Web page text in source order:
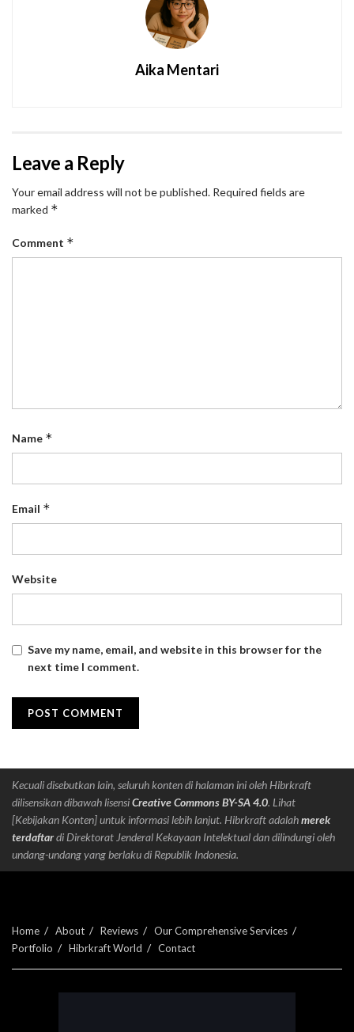
Aika Mentari
Leave a Reply
Your email address will not be published. Required fields are
marked *
Comment *
Name *
Email *
Website
Save my name, email, and website in this browser for the
next time I comment.
Kecuali disebutkan lain, seluruh konten di halaman ini oleh Hibrkraft
dilisensikan dibawah lisensiCreative Commons BY-SA 4.0. Lihat
[Kebijakan Konten] untuk informasi lebih lanjut. Hibrkraft adalahmerek
terdaftardi Direktorat Jenderal Kekayaan Intelektual dan dilindungi oleh
undang-undang yang berlaku di Republik Indonesia.
Home About Reviews
Our Comprehensive Services
Portfolio
Hibrkraft World Contact